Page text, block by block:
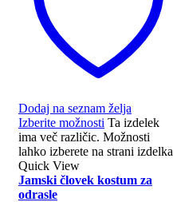
Dodaj na seznam želja
Izberite možnosti Ta izdelek
ima več različic. Možnosti
lahko izberete na strani izdelka
Quick View
Jamski človek kostum za
odrasle